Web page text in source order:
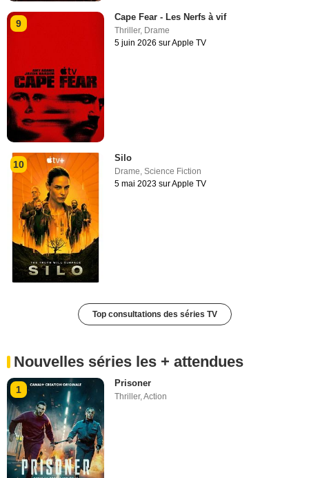
9
Cape Fear - Les Nerfs à vif
Thriller, Drame
5 juin 2026 sur Apple TV
10
Silo
Drame ,Science Fiction
5 mai 2023 sur Apple TV
Top consultations des séries TV
Nouvelles séries les + attendues
1
Prisoner
Thriller,Action